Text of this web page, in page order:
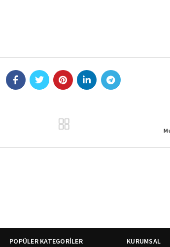
POPÜLER KATEGORİLER KURUMSAL